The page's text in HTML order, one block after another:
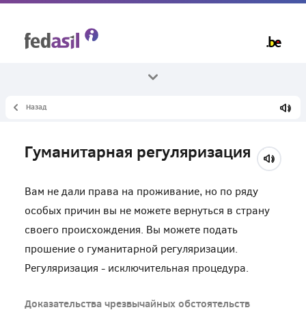
Все темы
другие процедуры
Назад
Гуманитарная регуляризация
Вам не дали права на проживание, но по ряду
особых причин вы не можете вернуться в страну
своего происхождения. Вы можете подать
прошение о гуманитарной регуляризации.
Регуляризация - исключительная процедура.
Доказательства чрезвычайных обстоятельств